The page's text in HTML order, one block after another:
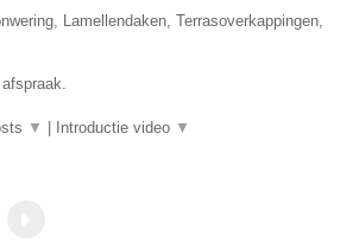
Lamellendaken, Terrasoverkappingen,
▼ Introductie video ▼